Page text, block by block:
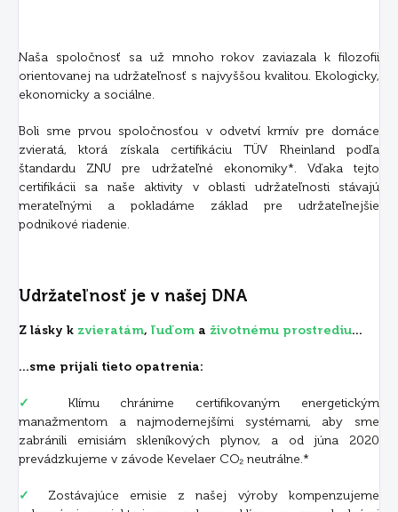
Naša spoločnosť sa už mnoho rokov zaviazala k filozofii
orientovanej na udržateľnosť s najvyššou kvalitou. Ekologicky,
ekonomicky a sociálne.
Boli sme prvou spoločnosťou v odvetví krmív pre domáce
zvieratá, ktorá získala certifikáciu TÜV Rheinland podľa
štandardu ZNU pre udržateľné ekonomiky*. Vďaka tejto
certifikácii sa naše aktivity v oblasti udržateľnosti stávajú
merateľnými a pokladáme základ pre udržateľnejšie
podnikové riadenie.
Udržateľnosť je v našej DNA
Z lásky k zvieratám, ľuďom a životnému prostrediu...
...sme prijali tieto opatrenia:
✓
Klímu chránime certifikovaným energetickým
manažmentom a najmodernejšími systémami, aby sme
zabránili emisiám skleníkových plynov, a od júna 2020
prevádzkujeme v závode Kevelaer CO₂ neutrálne.*
✓ Zostávajúce emisie z našej výroby kompenzujeme